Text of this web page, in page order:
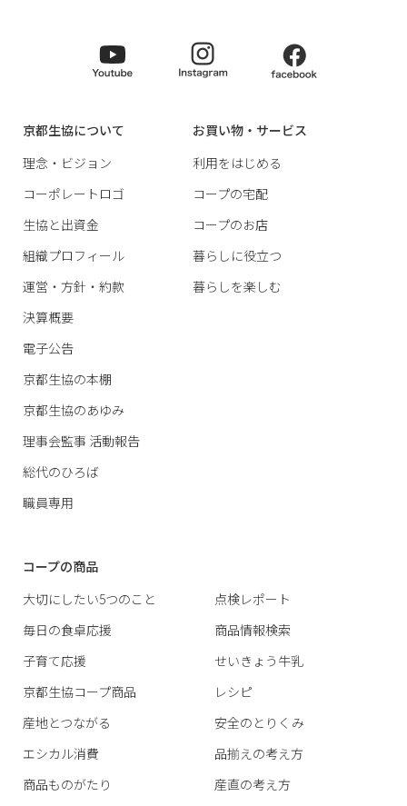
京都生協について
理念・ビジョン
コーポレートロゴ
生協と出資金
組織プロフィール
運営・方針・約款
決算概要
電子公告
京都生協の本棚
京都生協のあゆみ
理事会監事 活動報告
総代のひろば
職員専用
お買い物・サービス
利用をはじめる
コープの宅配
コープのお店
暮らしに役立つ
暮らしを楽しむ
コープの商品
大切にしたい5つのこと
毎日の食卓応援
子育て応援
京都生協コープ商品
産地とつながる
エシカル消費
商品ものがたり
点検レポート
商品情報検索
せいきょう牛乳
レシピ
安全のとりくみ
品揃えの考え方
産直の考え方